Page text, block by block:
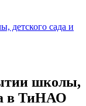
детского сада и
школы,
в ТиНАО